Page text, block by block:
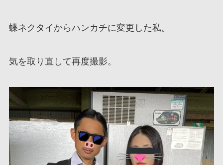
蝶ネクタイからハンカチに変更した私。
気を取り直して再度撮影。